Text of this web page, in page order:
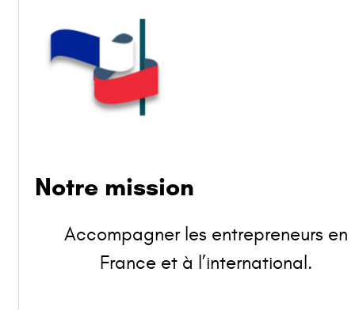
Notre mission
Accompagner les entrepreneurs en
France et à l’international.